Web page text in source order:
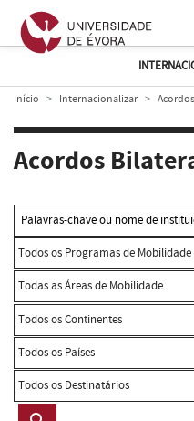
Início Internacionalizar
Acordos